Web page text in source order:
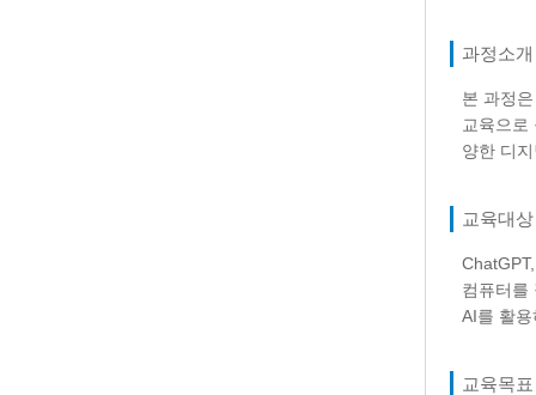
과정소개
본 과정
교육으로
양한 디
교육대상
컴퓨터를
AI를 활
교육목표